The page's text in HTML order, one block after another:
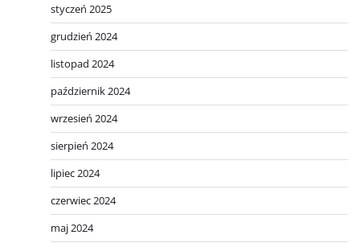
styczeń 2025
grudzień 2024
listopad 2024
październik 2024
wrzesień 2024
sierpień 2024
lipiec 2024
czerwiec 2024
maj 2024